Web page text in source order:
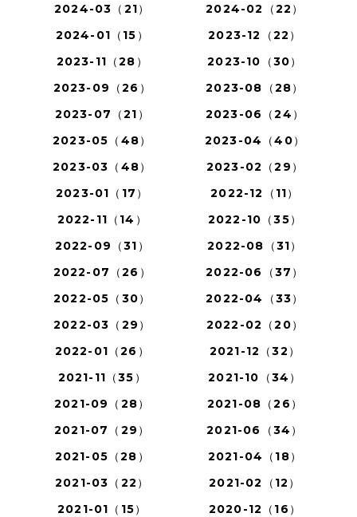
2024-03（21）
2024-02（22）
2024-01（15）
2023-12（22）
2023-11（28）
2023-10（30）
2023-09（26）
2023-08（28）
2023-07（21）
2023-06（24）
2023-05（48）
2023-04（40）
2023-03（48）
2023-02（29）
2023-01（17）
2022-12（11）
2022-11（14）
2022-10（35）
2022-09（31）
2022-08（31）
2022-07（26）
2022-06（37）
2022-05（30）
2022-04（33）
2022-03（29）
2022-02（20）
2022-01（26）
2021-12（32）
2021-11（35）
2021-10（34）
2021-09（28）
2021-08（26）
2021-07（29）
2021-06（34）
2021-05（28）
2021-04（18）
2021-03（22）
2021-02（12）
2021-01（15）
2020-12（16）